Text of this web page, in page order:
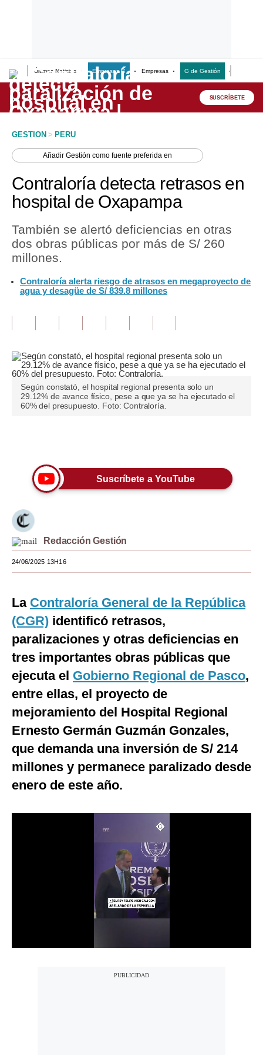
Últimas Noticias Empresas G Empresas G de Gestión
Lo último
Peru Quiosco
Economía
Perú
Política
Tu Dinero
Inmobiliarias
Plus G
Opinión
Editorial
Tendencias
Moda
EEUU
México
España
Tecnología
Club del Suscriptor
Mix
G de Gestión
SUSCRÍBETE
GESTION > PERU
AñadirGestión como fuente preferida en
Contraloría detecta retrasos en
hospital de Oxapampa
También se alertó deficiencias en otras
dos obras públicas por más de S/ 260
millones.
Contraloría alerta riesgo de atrasos en megaproyecto de
agua y desagüe de S/ 839.8 millones
Según constató, el hospital regional presenta solo un
29.12% de avance físico, pese a que ya se ha ejecutado el
60% del presupuesto. Foto: Contraloría.
Suscríbete a YouTube
Redacción Gestión
24/06/2025 13H16
La Contraloría General de la República
(CGR) identificó retrasos,
paralizaciones y otras deficiencias en
tres importantes obras públicas que
ejecuta el Gobierno Regional de Pasco,
entre ellas, el proyecto de
mejoramiento del Hospital Regional
Ernesto Germán Guzmán Gonzales,
que demanda una inversión de S/ 214
millones y permanece paralizado desde
enero de este año.